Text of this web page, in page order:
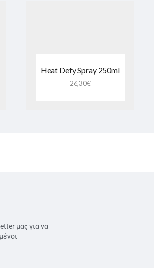
Heat Defy Spray 250ml
26,30€
μας για να